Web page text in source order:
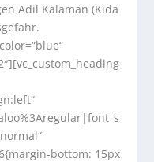
Adil Kalaman (Kida
bottom: 15px